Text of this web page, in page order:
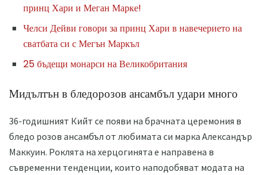
принц Хари и Меган Марке!
Челси Дейви говори за принц Хари в навечерието на
сватбата си с Мегън Маркъл
25 бъдещи монарси на Великобритания
Мидълтън в бледорозов ансамбъл удари много
36-годишният Кийт се появи на брачната церемония в
бледо розов ансамбъл от любимата си марка Александър
Маккуин. Роклята на херцогинята е направена в
съвременни тенденции, които наподобяват модата на